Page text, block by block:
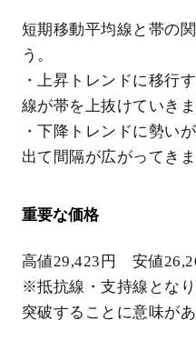
短期移動平均線と帯の
う。
・上昇トレンドに移行
線が帯を上抜けていきま
・下降トレンドに勢い
出て間隔が広がってきま
重要な価格
高値29,423円 安値
※抵抗線・支持線とな
突破することに意味があ